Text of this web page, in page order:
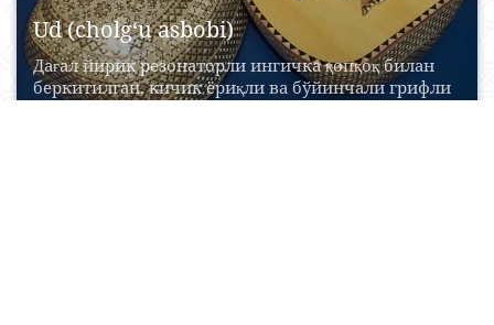
Ud (cholg‘u asbobi)
Дағал йирик резонаторли ингичка қопқоқ билан
беркитилган, кичик ёриқли ва бўйинчали грифли